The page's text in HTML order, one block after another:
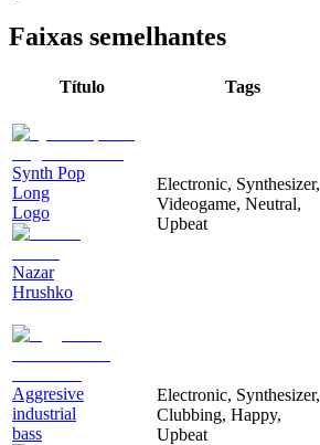
Faixas semelhantes
Título Tags
Synth Pop
Long
Logo
Nazar
Hrushko
Electronic, Synthesizer,
Videogame, Neutral,
Upbeat
Aggresive
industrial
bass
Electronic, Synthesizer,
Clubbing, Happy,
Upbeat